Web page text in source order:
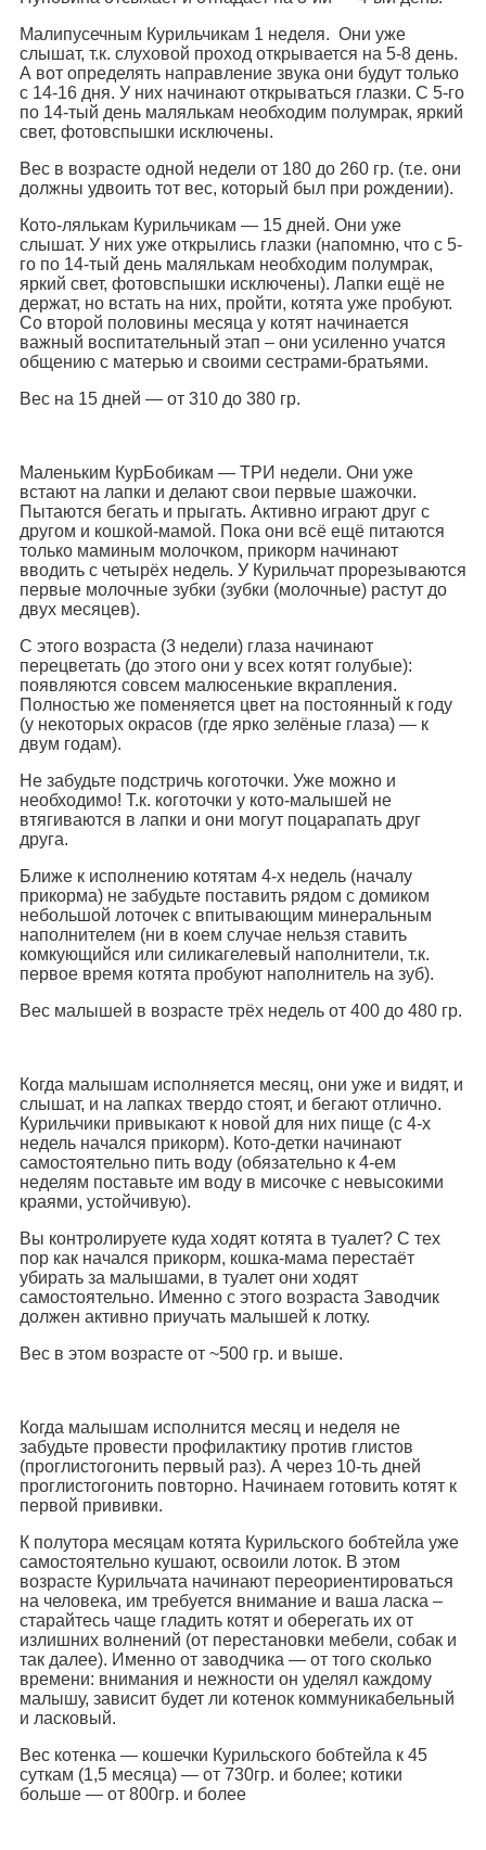
Малипусечным Курильчикам 1 неделя. Они уже
слышат, т.к. слуховой проход открывается на 5-8 день.
А вот определять направление звука они будут только
с 14-16 дня. У них начинают открываться глазки. С 5-го
по 14-тый день малялькам необходим полумрак, яркий
свет, фотовспышки исключены.
Вес в возрасте одной недели от 180 до 260 гр. (т.е. они
должны удвоить тот вес, который был при рождении).
Кото-лялькам Курильчикам — 15 дней. Они уже
слышат. У них уже открылись глазки (напомню, что с 5-
го по 14-тый день малялькам необходим полумрак,
яркий свет, фотовспышки исключены). Лапки ещё не
держат, но встать на них, пройти, котята уже пробуют.
Со второй половины месяца у котят начинается
важный воспитательный этап – они усиленно учатся
общению с матерью и своими сестрами-братьями.
Вес на 15 дней — от 310 до 380 гр.
Маленьким КурБобикам — ТРИ недели. Они уже
встают на лапки и делают свои первые шажочки.
Пытаются бегать и прыгать. Активно играют друг с
другом и кошкой-мамой. Пока они всё ещё питаются
только маминым молочком, прикорм начинают
вводить с четырёх недель. У Курильчат прорезываются
первые молочные зубки (зубки (молочные) растут до
двух месяцев).
С этого возраста (3 недели) глаза начинают
перецветать (до этого они у всех котят голубые):
появляются совсем малюсенькие вкрапления.
Полностью же поменяется цвет на постоянный к году
(у некоторых окрасов (где ярко зелёные глаза) — к
двум годам).
Не забудьте подстричь коготочки. Уже можно и
необходимо! Т.к. коготочки у кото-малышей не
втягиваются в лапки и они могут поцарапать друг
друга.
Ближе к исполнению котятам 4-х недель (началу
прикорма) не забудьте поставить рядом с домиком
небольшой лоточек с впитывающим минеральным
наполнителем (ни в коем случае нельзя ставить
комкующийся или силикагелевый наполнители, т.к.
первое время котята пробуют наполнитель на зуб).
Вес малышей в возрасте трёх недель от 400 до 480 гр.
Когда малышам исполняется месяц, они уже и видят, и
слышат, и на лапках твердо стоят, и бегают отлично.
Курильчики привыкают к новой для них пище (с 4-х
недель начался прикорм). Кото-детки начинают
самостоятельно пить воду (обязательно к 4-ем
неделям поставьте им воду в мисочке с невысокими
краями, устойчивую).
Вы контролируете куда ходят котята в туалет? С тех
пор как начался прикорм, кошка-мама перестаёт
убирать за малышами, в туалет они ходят
самостоятельно. Именно с этого возраста Заводчик
должен активно приучать малышей к лотку.
Вес в этом возрасте от ~500 гр. и выше.
Когда малышам исполнится месяц и неделя не
забудьте провести профилактику против глистов
(проглистогонить первый раз). А через 10-ть дней
проглистогонить повторно. Начинаем готовить котят к
первой прививки.
К полутора месяцам котята Курильского бобтейла уже
самостоятельно кушают, освоили лоток. В этом
возрасте Курильчата начинают переориентироваться
на человека, им требуется внимание и ваша ласка –
старайтесь чаще гладить котят и оберегать их от
излишних волнений (от перестановки мебели, собак и
так далее). Именно от заводчика — от того сколько
времени: внимания и нежности он уделял каждому
малышу, зависит будет ли котенок коммуникабельный
и ласковый.
Вес котенка — кошечки Курильского бобтейла к 45
суткам (1,5 месяца) — от 730гр. и более; котики
больше — от 800гр. и более